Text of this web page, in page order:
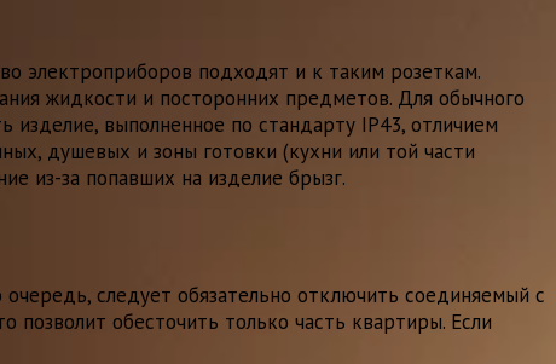
электроприборов подходят и к таким розеткам.
жидкости и посторонних предметов. Для обычного
изделие, выполненное по стандарту IP43, отличием
душевых и зоны готовки (кухни или той части
из-за попавших на изделие брызг.
следует обязательно отключить соединяемый с
позволит обесточить только часть квартиры. Если